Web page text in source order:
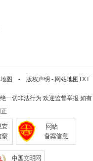
图 - 版权声明 - 网站地图TXT
一切非法行为 欢迎监督举报 如有